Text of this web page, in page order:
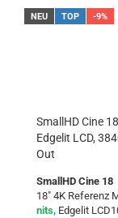
NEU TOP -9%
SmallHD Cine
Edgelit LCD,
Out
SmallHD Cine 18
18" 4K Referenz
nits, Edgelit